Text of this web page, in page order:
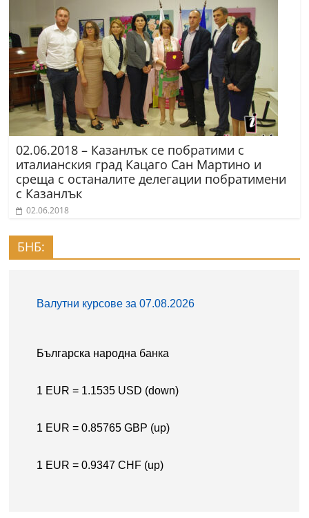
02.06.2018 – Казанлък се побратими с
италианския град Кацаго Сан Мартино и
среща с останалите делегации побратимени
с Казанлък
02.06.2018
БНБ: